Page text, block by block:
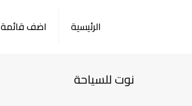
الرئيسية اضف قائمة
نوت للسياحة